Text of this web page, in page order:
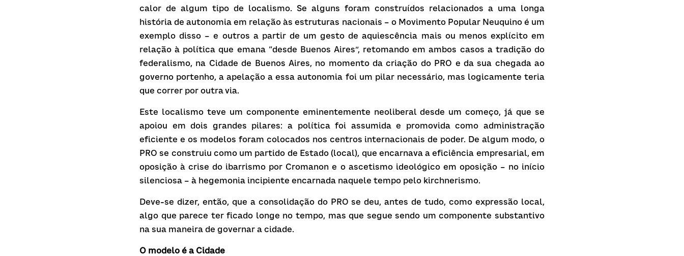
calor de algum tipo de localismo. Se alguns foram construídos relacionados a uma longa
história de autonomia em relação às estruturas nacionais – o Movimento Popular Neuquino é um
exemplo disso – e outros a partir de um gesto de aquiescência mais ou menos explícito em
relação à política que emana “desde Buenos Aires”, retomando em ambos casos a tradição do
federalismo, na Cidade de Buenos Aires, no momento da criação do PRO e da sua chegada ao
governo portenho, a apelação a essa autonomia foi um pilar necessário, mas logicamente teria
que correr por outra via.
Este localismo teve um componente eminentemente neoliberal desde um começo, já que se
apoiou em dois grandes pilares: a política foi assumida e promovida como administração
eficiente e os modelos foram colocados nos centros internacionais de poder. De algum modo, o
PRO se construiu como um partido de Estado (local), que encarnava a eficiência empresarial, em
oposição à crise do ibarrismo por Cromanon e o ascetismo ideológico em oposição – no início
silenciosa – à hegemonia incipiente encarnada naquele tempo pelo kirchnerismo.
Deve-se dizer, então, que a consolidação do PRO se deu, antes de tudo, como expressão local,
algo que parece ter ficado longe no tempo, mas que segue sendo um componente substantivo
na sua maneira de governar a cidade.
O modelo é a Cidade